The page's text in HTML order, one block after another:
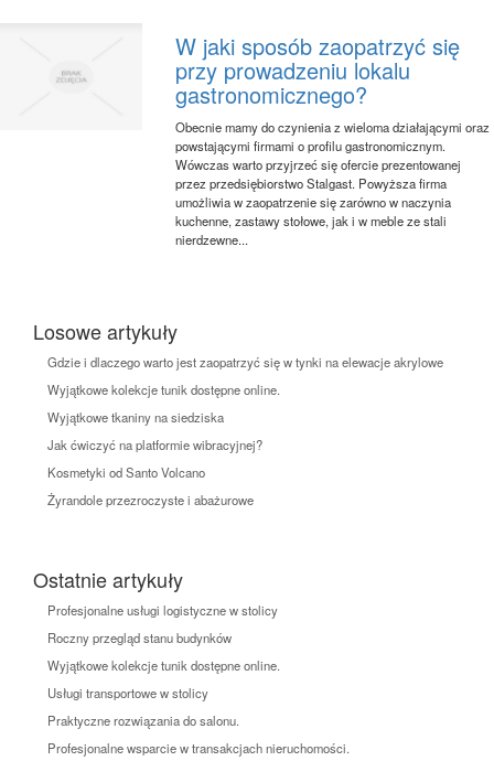
W jaki sposób zaopatrzyć się
przy prowadzeniu lokalu
gastronomicznego?
Obecnie mamy do czynienia z wieloma działającymi oraz
powstającymi firmami o profilu gastronomicznym.
Wówczas warto przyjrzeć się ofercie prezentowanej
przez przedsiębiorstwo Stalgast. Powyższa firma
umożliwia w zaopatrzenie się zarówno w naczynia
kuchenne, zastawy stołowe, jak i w meble ze stali
nierdzewne...
Losowe artykuły
Gdzie i dlaczego warto jest zaopatrzyć się w tynki na elewacje akrylowe
Wyjątkowe kolekcje tunik dostępne online.
Wyjątkowe tkaniny na siedziska
Jak ćwiczyć na platformie wibracyjnej?
Kosmetyki od Santo Volcano
Żyrandole przezroczyste i abażurowe
Ostatnie artykuły
Profesjonalne usługi logistyczne w stolicy
Roczny przegląd stanu budynków
Wyjątkowe kolekcje tunik dostępne online.
Usługi transportowe w stolicy
Praktyczne rozwiązania do salonu.
Profesjonalne wsparcie w transakcjach nieruchomości.